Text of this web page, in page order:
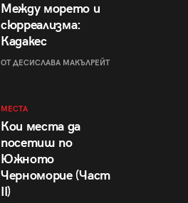
Между морето и
сюрреализма:
Кадакес
ОТ ДЕСИСЛАВА МАКЪЛРЕЙТ
МЕСТА
Кои места да
посетиш по
Южното
Черноморие (Част
II)